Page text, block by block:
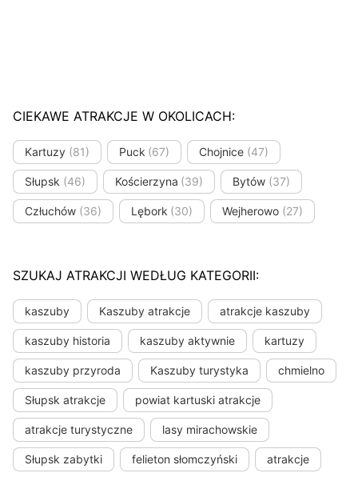
CIEKAWE ATRAKCJE W OKOLICACH:
Kartuzy (81) Puck (67) Chojnice (47)
Słupsk (46) Kościerzyna (39) Bytów (37)
Człuchów (36) Lębork (30) Wejherowo (27)
SZUKAJ ATRAKCJI WEDŁUG KATEGORII:
kaszuby Kaszuby atrakcje atrakcje kaszuby
kaszuby historia kaszuby aktywnie kartuzy
kaszuby przyroda Kaszuby turystyka chmielno
Słupsk atrakcje powiat kartuski atrakcje
atrakcje turystyczne lasy mirachowskie
Słupsk zabytki felieton słomczyński atrakcje